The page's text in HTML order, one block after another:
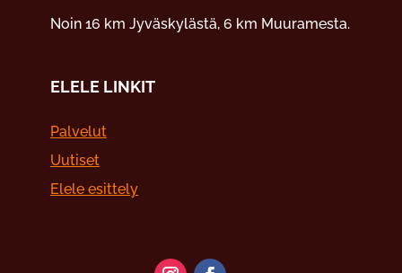
Noin 16 km Jyväskylästä, 6 km Muuramesta.
ELELE LINKIT
Palvelut
Uutiset
Elele esittely